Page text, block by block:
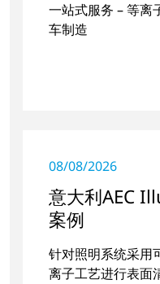
一站式服务 – 等离
车制造
08/08/2026
意大利AEC
案例
针对照明系统采
离子工艺进行表面